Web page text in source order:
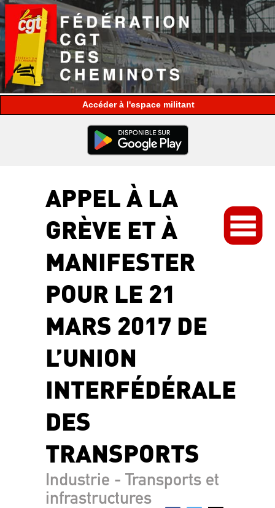
espace militant
APPEL À LA
GRÈVE ET À
MANIFESTER
POUR LE 21
MARS 2017 DE
L’UNION
INTERFÉDÉRALE
DES
TRANSPORTS
Industrie - Transports et
infrastructures